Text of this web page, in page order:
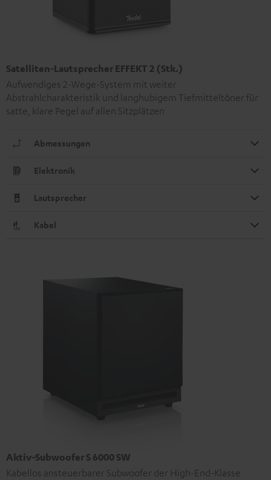
Satelliten-Lautsprecher EFFEKT 2 (Stk.)
Aufwendiges 2-Wege-System mit weiter
Abstrahlcharakteristik und langhubigem Tiefmitteltöner für
satte, klare Pegel auf allen Sitzplätzen
Abmessungen
Elektronik
Lautsprecher
Kabel
Aktiv-Subwoofer S 6000 SW
Kabellos ansteuerbarer Subwoofer der High-End-Klasse